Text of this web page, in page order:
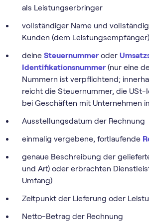
als Leistungserbringer
vollständiger Name und
Kunden (dem Leistungsempfänger)
deine Steuernummer oder
Identifikationsnummer (nur eine
Nummern ist verpflichtend;
reicht die Steuernummer, die USt-
bei Geschäften mit Unternehmen
Ausstellungsdatum der Rechnung
einmalig vergebene, fortlaufende
genaue Beschreibung der
und Art) oder erbrachten
Umfang)
Zeitpunkt der Lieferung oder
Netto-Betrag der Rechnung